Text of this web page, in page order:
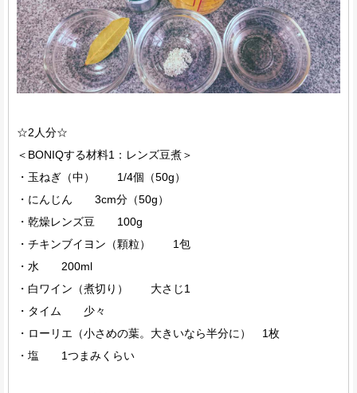
☆2人分☆
＜BONIQする材料1：レンズ豆煮＞
・玉ねぎ（中） 1/4個（50g）
・にんじん 3cm分（50g）
・乾燥レンズ豆 100g
・チキンブイヨン（顆粒） 1包
・水 200ml
・白ワイン（煮切り） 大さじ1
・タイム 少々
・ローリエ（小さめの葉。大きいなら半分に） 1枚
・塩 1つまみくらい